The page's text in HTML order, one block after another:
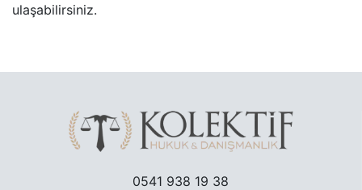
ulaşabilirsiniz.
0541 938 19 38